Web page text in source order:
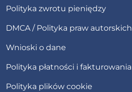
Polityka zwrotu pieniędzy
DMCA / Polityka praw autorskich
Wnioski o dane
Polityka płatności i fakturowania
Polityka plików cookie